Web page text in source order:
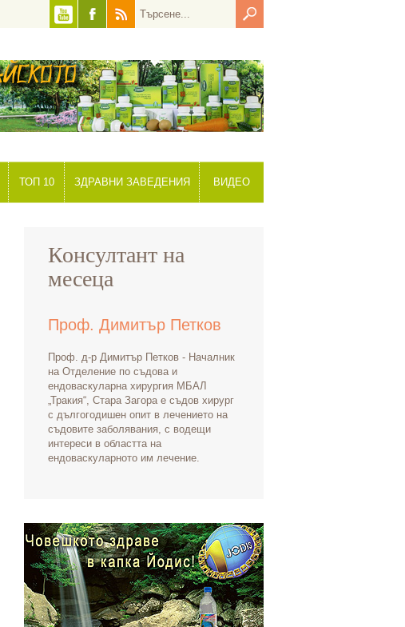
ТОП 10 ЗДРАВНИ ЗАВЕДЕНИЯ ВИДЕО
Консултант на
месеца
Проф. Димитър Петков
Проф. д-р Димитър Петков - Началник
на Отделение по съдова и
ендоваскуларна хирургия МБАЛ
„Тракия“, Стара Загора е съдов хирург
с дългогодишен опит в лечението на
съдовите заболявания, с водещи
интереси в областта на
ендоваскуларното им лечение.